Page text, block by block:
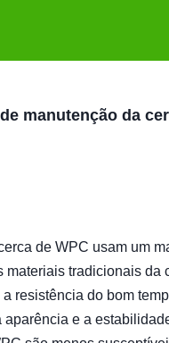
manutenção da
de WPC usam um
tradicionais
resistência do bom
e a